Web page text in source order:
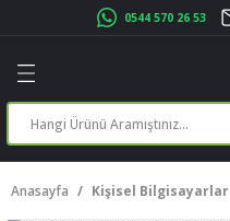
0544 570 26 53
Geri Dön
Geri Dön
Geri Dön
Yazıcı
Geri Dön
Geri Dön
Geri Dön
Geri Dön
Geri Dön
Anasayfa Kişisel Bilgisayarlar